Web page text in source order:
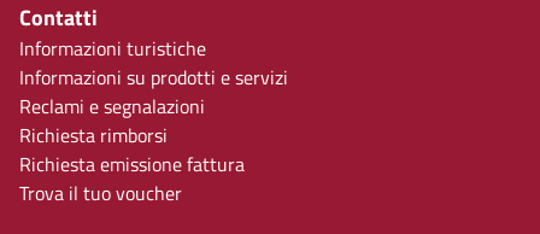
Contatti
Informazioni turistiche
Informazioni su prodotti e servizi
Reclami e segnalazioni
Richiesta rimborsi
Richiesta emissione fattura
Trova il tuo voucher